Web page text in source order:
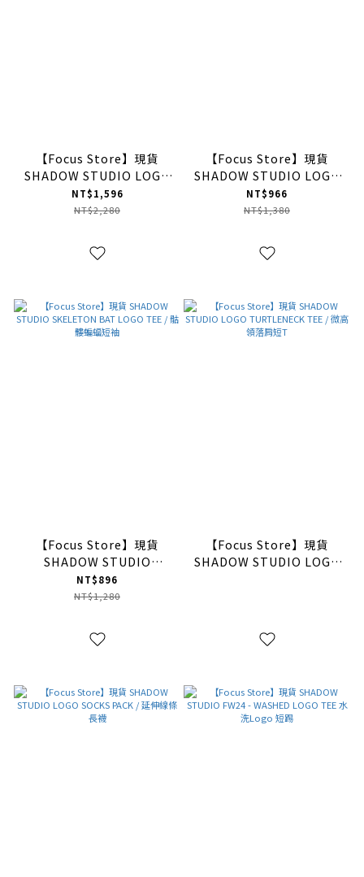
【Focus Store】現貨
SHADOW STUDIO LOGO
OVERSIZE HOODIE /
LOGO忍者袖連帽衛衣
NT$1,596
NT$2,280
【Focus Store】現貨
SHADOW STUDIO LOGO
OVERSIZE TEE / 立體電繡
落肩短袖
NT$966
NT$1,380
【Focus Store】現貨
SHADOW STUDIO
SKELETON BAT LOGO
TEE / 骷髏蝙蝠短袖
NT$896
NT$1,280
【Focus Store】現貨
SHADOW STUDIO LOGO